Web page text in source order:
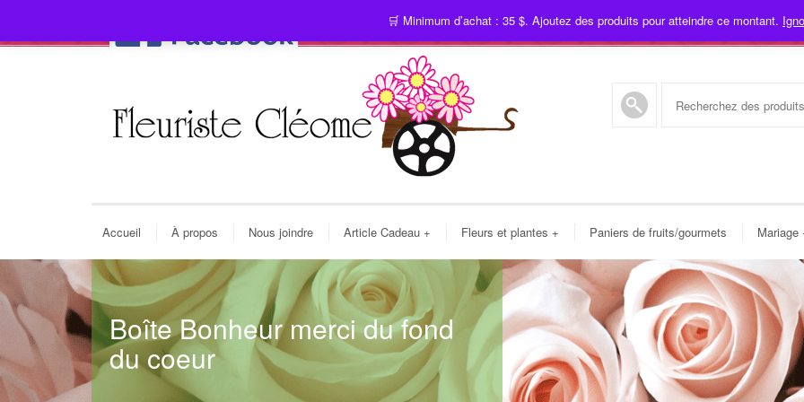
Accueil À propos Nous joindre Article Cadeau + Fleurs et plantes + Paniers de fruits/gourmets Mariage
Boîte Bonheur merci du fond
du coeur
🛒 Minimum d’achat : 35 $. Ajoutez des produits pour atteindre ce montant.